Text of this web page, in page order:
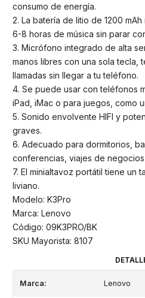
consumo de energía.
2. La batería de litio de 1200
6-8 horas de música sin parar
3. Micrófono integrado de alta
manos libres con una sola tecla,
llamadas sin llegar a tu teléfono.
4. Se puede usar con teléfonos
iPad, iMac o para juegos, como
5. Sonido envolvente HIFI y
graves.
6. Adecuado para dormitorios,
conferencias, viajes de
7. El minialtavoz portátil tiene un
liviano.
Modelo: K3Pro
Marca: Lenovo
Código: 09K3PRO/BK
SKU Mayorista: 8107
Marca: Lenovo